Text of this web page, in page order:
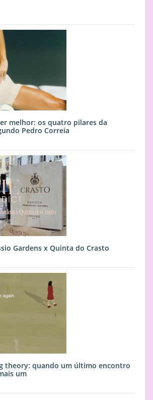
melhor: os quatro pilares da
Pedro Correia
Gardens x Quinta do Crasto
theory: quando um último encontro
um